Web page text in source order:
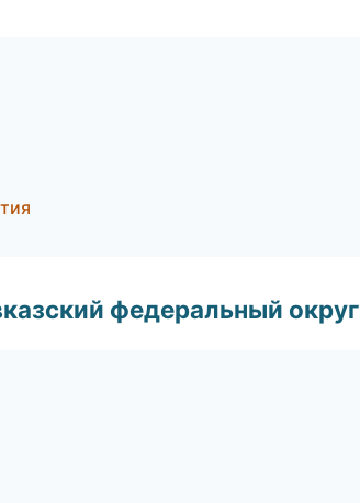
федеральный округ